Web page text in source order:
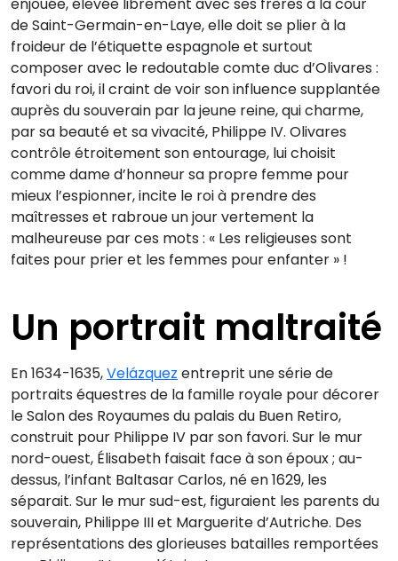
enjouée, élevée librement avec ses frères à la cour
de Saint-Germain-en-Laye, elle doit se plier à la
froideur de l’étiquette espagnole et surtout
composer avec le redoutable comte duc d’Olivares :
favori du roi, il craint de voir son influence supplantée
auprès du souverain par la jeune reine, qui charme,
par sa beauté et sa vivacité, Philippe IV. Olivares
contrôle étroitement son entourage, lui choisit
comme dame d’honneur sa propre femme pour
mieux l’espionner, incite le roi à prendre des
maîtresses et rabroue un jour vertement la
malheureuse par ces mots : « Les religieuses sont
faites pour prier et les femmes pour enfanter » !
Un portrait maltraité
En 1634-1635,Velázquez entreprit une série de
portraits équestres de la famille royale pour décorer
le Salon des Royaumes du palais du Buen Retiro,
construit pour Philippe IV par son favori. Sur le mur
nord-ouest, Élisabeth faisait face à son époux ; au-
dessus, l’infant Baltasar Carlos, né en 1629, les
séparait. Sur le mur sud-est, figuraient les parents du
souverain, Philippe III et Marguerite d’Autriche. Des
représentations des glorieuses batailles remportées